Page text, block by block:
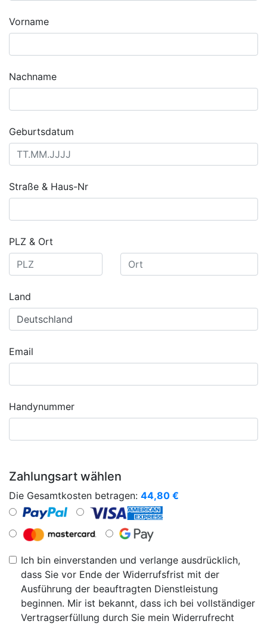
Vorname
Nachname
Geburtsdatum
Straße & Haus-Nr
PLZ & Ort
Land
Email
Handynummer
Zahlungsart wählen
Die Gesamtkosten betragen: 44,80 €
Ich bin einverstanden und verlange ausdrücklich,
dass Sie vor Ende der Widerrufsfrist mit der
Ausführung der beauftragten Dienstleistung
beginnen. Mir ist bekannt, dass ich bei vollständiger
Vertragserfüllung durch Sie mein Widerrufrecht